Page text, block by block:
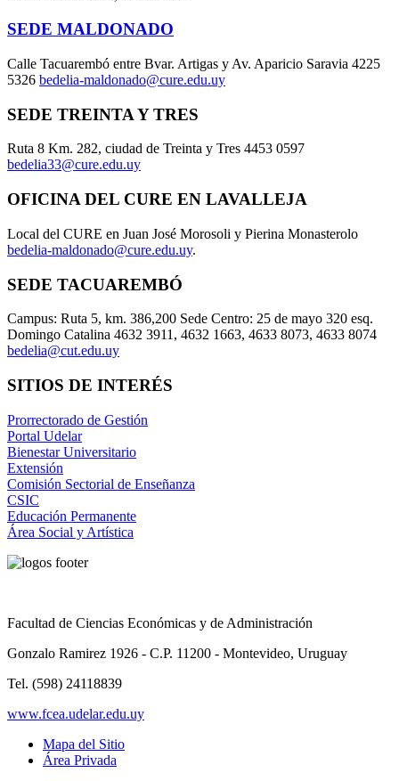
SEDE MALDONADO
Calle Tacuarembó entre Bvar. Artigas y Av. Aparicio Saravia 4225
5326 bedelia-maldonado@cure.edu.uy
SEDE TREINTA Y TRES
Ruta 8 Km. 282, ciudad de Treinta y Tres 4453 0597
bedelia33@cure.edu.uy
OFICINA DEL CURE EN LAVALLEJA
Local del CURE en Juan José Morosoli y Pierina Monasterolo
bedelia-maldonado@cure.edu.uy.
SEDE TACUAREMBÓ
Campus: Ruta 5, km. 386,200 Sede Centro: 25 de mayo 320 esq.
Domingo Catalina 4632 3911, 4632 1663, 4633 8073, 4633 8074
bedelia@cut.edu.uy
SITIOS DE INTERÉS
Prorrectorado de Gestión
Portal Udelar
Bienestar Universitario
Extensión
Comisión Sectorial de Enseñanza
CSIC
Educación Permanente
Área Social y Artística
Facultad de Ciencias Económicas y de Administración
Gonzalo Ramirez 1926 - C.P. 11200 - Montevideo, Uruguay
Tel. (598) 24118839
www.fcea.udelar.edu.uy
Mapa del Sitio
Área Privada